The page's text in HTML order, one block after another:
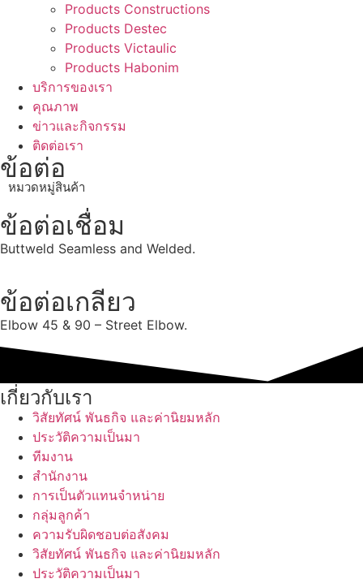
Products Constructions
Products Destec
Products Victaulic
Products Habonim
บริการของเรา
คุณภาพ
ข่าวและกิจกรรม
ติดต่อเรา
ข้อต่อ
หมวดหมู่สินค้า
ข้อต่อเชื่อม
Buttweld Seamless and Welded.
ข้อต่อเกลียว
Elbow 45 & 90 – Street Elbow.
เกี่ยวกับเรา
วิสัยทัศน์ พันธกิจ และค่านิยมหลัก
ประวัติความเป็นมา
ทีมงาน
สำนักงาน
การเป็นตัวแทนจำหน่าย
กลุ่มลูกค้า
ความรับผิดชอบต่อสังคม
วิสัยทัศน์ พันธกิจ และค่านิยมหลัก
ประวัติความเป็นมา